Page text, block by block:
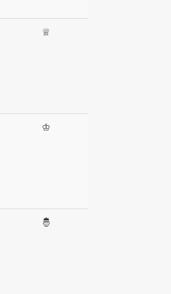
♕
♔
🤴